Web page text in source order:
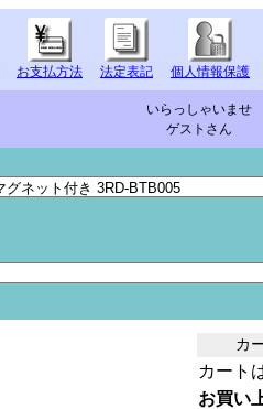
お支払方法 法定表記 個人情報保護
いらっしゃいませ
ゲストさん
カ
カート
お買い